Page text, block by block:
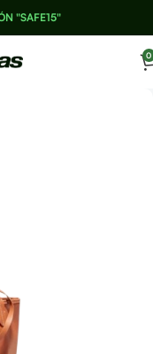
"SAFE15"
0